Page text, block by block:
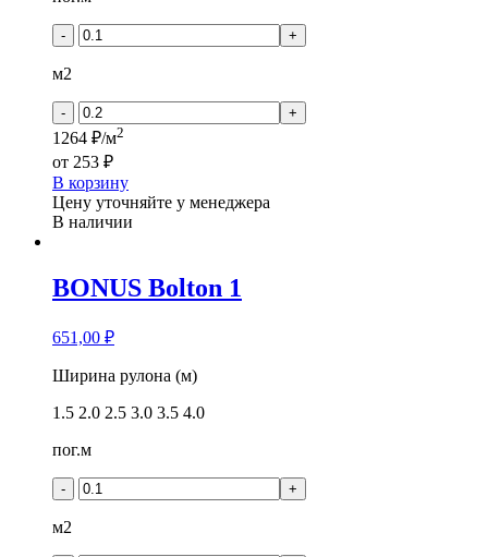
10- +
м2
- +
1264 ₽/м2
от 253 ₽
В корзину
Цену уточняйте у менеджера
В наличии
BONUS Bolton 1
651,00 ₽
Количество
BONUS
1
Ширина рулона (м)
1.5 2.0 2.5 3.0 3.5 4.0
пог.м
- +
м2